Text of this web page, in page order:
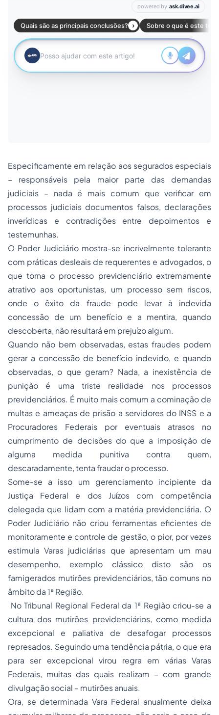
Especificamente em relação aos segurados especiais
– responsáveis pela maior parte das demandas
judiciais – nada é mais comum que verificar em
processos judiciais documentos falsos, declarações
inverídicas e contradições entre depoimentos e
testemunhas.
O Poder Judiciário mostra-se incrivelmente tolerante
com práticas desleais de requerentes e advogados, o
que torna o processo previdenciárioextremamente
atrativo aos oportunistas, um processo sem riscos,
onde o êxito da fraude pode levar à indevida
concessão de um benefício e a mentira, quando
descoberta, não resultará em prejuízo algum.
Quando não bem observadas, estas fraudes podem
gerar a concessão de benefício indevido, e quando
observadas, o que geram? Nada, a inexistência de
punição é uma triste realidade nos processos
previdenciários. É muito mais comum a cominação de
multas e ameaças de prisão a servidores do INSS e a
Procuradores Federais por eventuais atrasos no
cumprimento de decisões do que a imposição de
alguma medida punitiva contra quem,
descaradamente, tenta fraudar o processo.
Some-se a isso um gerenciamento incipiente da
Justiça Federal e dos Juízos com competência
delegada que lidam com a matéria previdenciária. O
Poder Judiciário não criou ferramentas eficientes de
monitoramente e controle de gestão, o pior, por vezes
estimula Varas judiciárias que apresentam um mau
desempenho, exemplo clássico disto são os
famigerados mutirões previdenciários, tão comuns no
âmbito da 1ª Região.
No Tribunal Regional Federal da 1ª Região criou-se a
cultura dos mutirões previdenciários, como medida
excepcional e paliativa de desafogar processos
represados. Seguindo uma tendência pátria, o que era
para ser excepcional virou regra em várias Varas
Federais, muitas das quais realizam – com grande
divulgação social – mutirões anuais.
Ora, se determinada Vara Federal anualmente deixa